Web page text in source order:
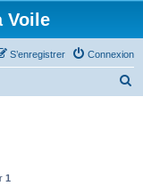
Voile
Connexion
S’enregistrer
1